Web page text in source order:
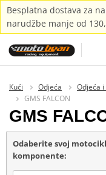
Besplatna dostava za
narudžbe manje od
Kući Odjeća Odjeća i
GMS FALCON
GMS
Odaberite svoj
komponente: